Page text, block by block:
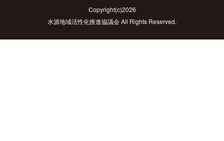
Copyright(c)2026
水源地域活性化推進協議会 All Rights Reserved.